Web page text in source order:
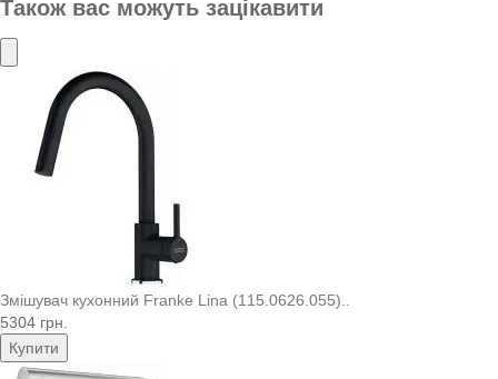
Також вас можуть зацікавити
Змішувач кухонний Franke Lina (115.0626.055)..
5304 грн.
Купити